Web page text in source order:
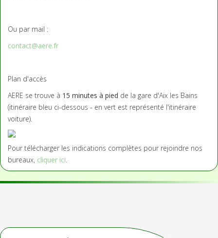
Ou par mail :
contact@aere.fr
Plan d'accès
AERE se trouve à 15 minutes à pied de la gare d'Aix les Bains
(itinéraire bleu ci-dessous - en vert est représenté l'itinéraire
voiture).
Pour télécharger les indications complètes pour rejoindre nos
bureaux, cliquer ici.